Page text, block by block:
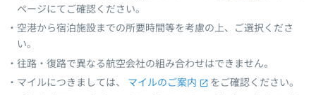
ページにてご確認ください。
空港から宿泊施設までの所要時間等を考慮の上、ご選択くださ
い。
往路・復路で異なる航空会社の組み合わせはできません。
マイルにつきましては、
マイルのご案内
をご確認ください。